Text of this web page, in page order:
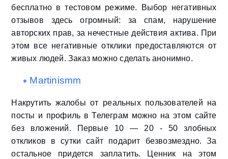
бесплатно в тестовом режиме. Выбор негативных
отзывов здесь огромный: за спам, нарушение
авторских прав, за нечестные действия актива. При
этом все негативные отклики предоставляются от
живых людей. Заказ можно сделать анонимно.
Martinismm
Накрутить жалобы от реальных пользователей на
посты и профиль в Телеграм можно на этом сайте
без вложений. Первые 10 — 20 - 50 злобных
откликов в сутки сайт подарит безвозмездно. За
остальное придется заплатить. Ценник на этом